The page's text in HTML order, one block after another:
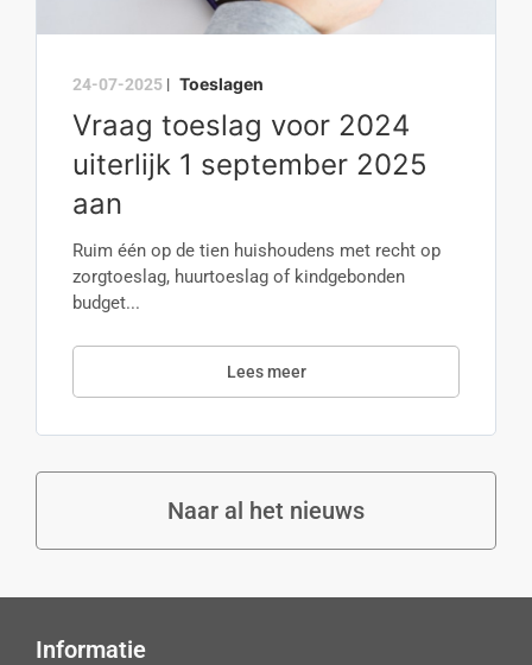
24-07-2025 | Toeslagen
Vraag toeslag voor 2024
uiterlijk 1 september 2025
aan
Ruim één op de tien huishoudens met recht op
zorgtoeslag, huurtoeslag of kindgebonden
budget...
Lees meer
Naar al het nieuws
Informatie